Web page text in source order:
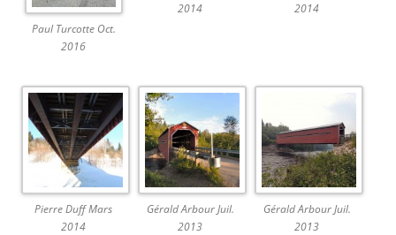
Paul Turcotte Oct.
2016
2014
2014
Pierre Duff Mars
2014
Gérald Arbour Juil.
2013
Gérald Arbour Juil.
2013